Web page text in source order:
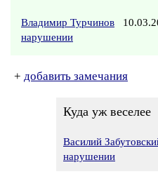
Владимир Турчинов
нарушении
+ добавить замечания
Куда уж веселее
Василий
нарушении